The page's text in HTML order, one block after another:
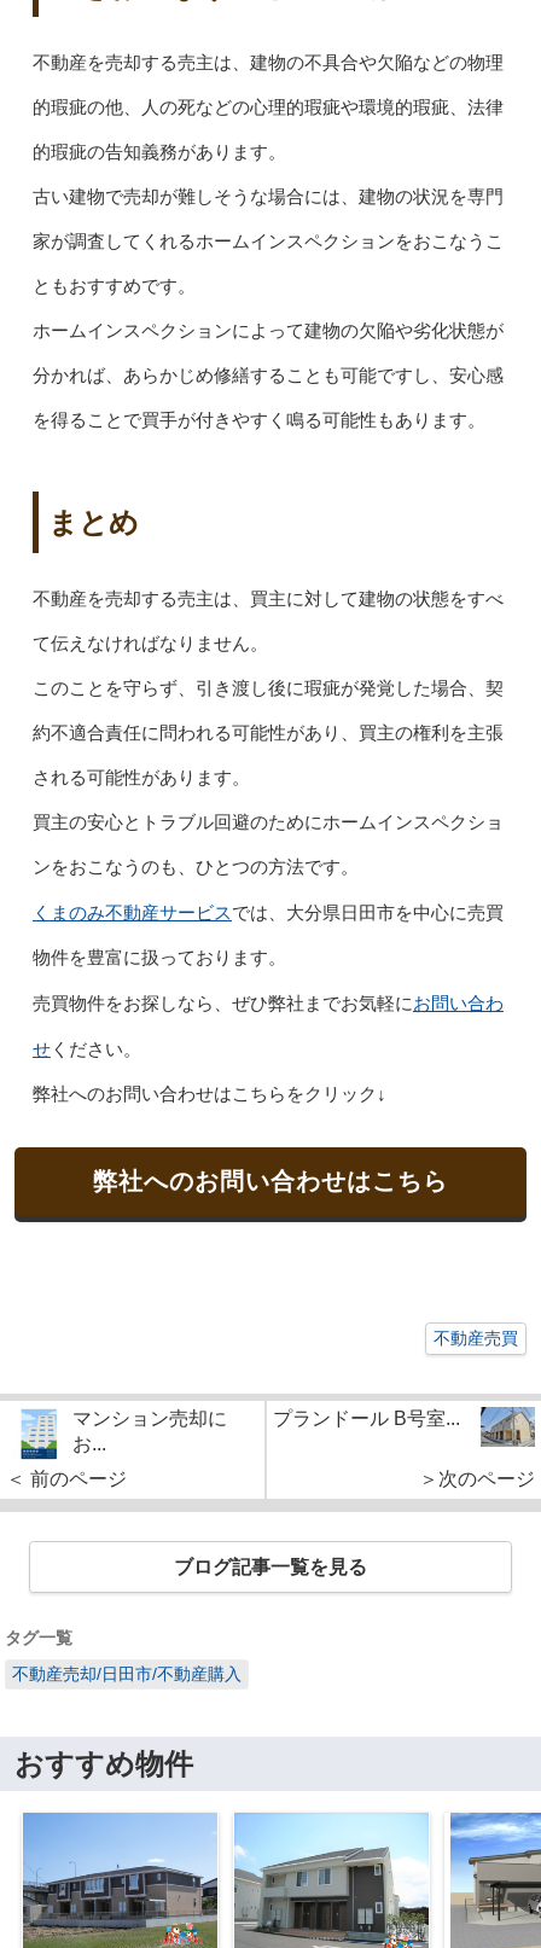
不動産を売却する売主は、建物の不具合や欠陥などの物理
的瑕疵の他、人の死などの心理的瑕疵や環境的瑕疵、法律
的瑕疵の告知義務があります。
古い建物で売却が難しそうな場合には、建物の状況を専門
家が調査してくれるホームインスペクションをおこなうこ
ともおすすめです。
ホームインスペクションによって建物の欠陥や劣化状態が
分かれば、あらかじめ修繕することも可能ですし、安心感
を得ることで買手が付きやすく鳴る可能性もあります。
まとめ
不動産を売却する売主は、買主に対して建物の状態をすべ
て伝えなければなりません。
このことを守らず、引き渡し後に瑕疵が発覚した場合、契
約不適合責任に問われる可能性があり、買主の権利を主張
される可能性があります。
買主の安心とトラブル回避のためにホームインスペクショ
ンをおこなうのも、ひとつの方法です。
くまのみ不動産サービスでは、大分県日田市を中心に売買
物件を豊富に扱っております。
売買物件をお探しなら、ぜひ弊社までお気軽にお問い合わ
せください。
弊社へのお問い合わせはこちらをクリック↓
弊社へのお問い合わせはこちら
不動産売買
マンション売却に
お...
＜ 前のページ
プランドール B号室...
＞次のページ
ブログ記事一覧を見る
タグ一覧
不動産売却/日田市/不動産購入
おすすめ物件